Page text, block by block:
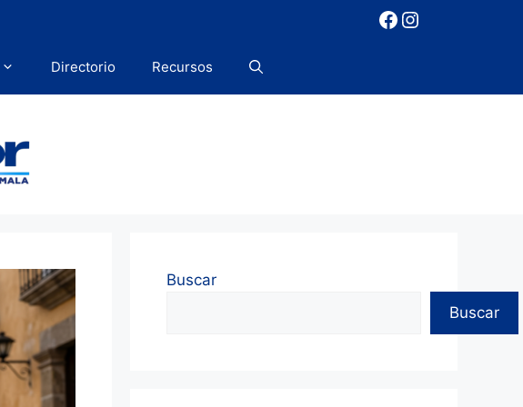
Facebook
Instagram
Directorio Recursos
Buscar
Buscar